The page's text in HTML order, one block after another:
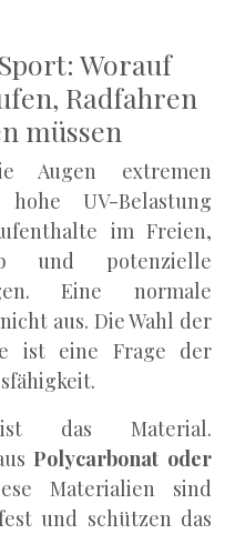
Worauf
Radfahren
müssen
Augen extremen
hohe UV-Belastung
im Freien,
und potenzielle
Eine normale
aus. Die Wahl der
ist eine Frage der
das Material.
Polycarbonat oder
Materialien sind
und schützen das